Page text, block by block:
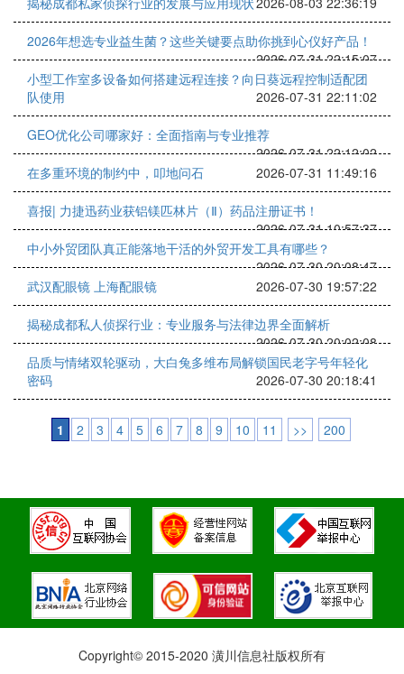
2026年想选专业益生菌？这些关键要点助你挑到心仪好产品！
2026-07-31 22:15:07
小型工作室多设备如何搭建远程连接？向日葵远程控制适配团
队使用
2026-07-31 22:11:02
GEO优化公司哪家好：全面指南与专业推荐
2026-07-31 22:12:02
在多重环境的制约中，叩地问石
2026-07-31 11:49:16
喜报| 力捷迅药业获铝镁匹林片（Ⅱ）药品注册证书！
2026-07-31 10:57:37
中小外贸团队真正能落地干活的外贸开发工具有哪些？
2026-07-30 20:08:47
武汉配眼镜 上海配眼镜
2026-07-30 19:57:22
揭秘成都私人侦探行业：专业服务与法律边界全面解析
2026-07-30 20:02:08
品质与情绪双轮驱动，大白兔多维布局解锁国民老字号年轻化
密码
2026-07-30 20:18:41
1 2 3 4 5 6 7 8 9 10 11 >> 200
Copyright© 2015-2020 潢川信息社版权所有